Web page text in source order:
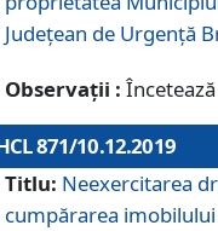
Judeţean de Urgenţă
Observații :
871/10.12.2019
Titlu: Neexercitarea
cumpărarea